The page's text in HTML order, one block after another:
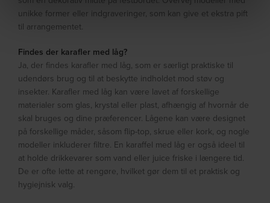
unikke former eller indgraveringer, som kan give et ekstra pift
til arrangementet.
Findes der karafler med låg?
Ja, der findes karafler med låg, som er særligt praktiske til
udendørs brug og til at beskytte indholdet mod støv og
insekter. Karafler med låg kan være lavet af forskellige
materialer som glas, krystal eller plast, afhængig af hvornår de
skal bruges og dine præferencer. Lågene kan være designet
på forskellige måder, såsom flip-top, skrue eller kork, og nogle
modeller inkluderer filtre. En karaffel med låg er også ideel til
at holde drikkevarer som vand eller juice friske i længere tid.
De er ofte lette at rengøre, hvilket gør dem til et praktisk og
hygiejnisk valg.